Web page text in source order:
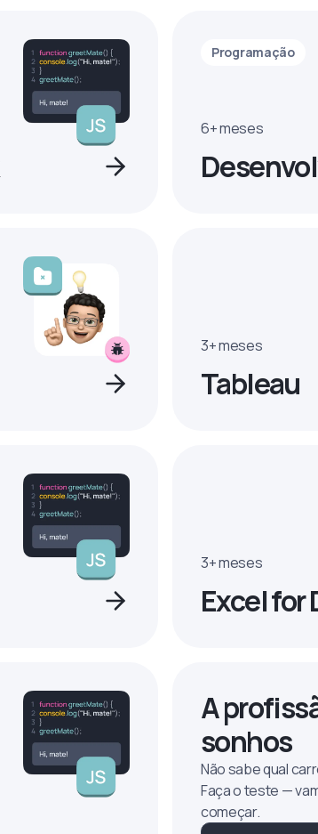
Programação
6+ meses
3+ meses
Tableau
3+ meses
Excel
A
sonhos
Não sabe qual
Faça o teste —
começar.